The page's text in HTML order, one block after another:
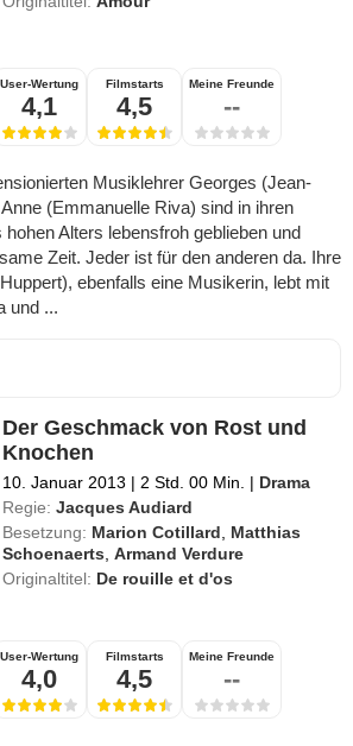
User-Wertung
4,1
Filmstarts
4,5
Meine Freunde
--
Musiklehrer Georges (Jean-
(Emmanuelle Riva) sind in ihren
Alters lebensfroh geblieben und
Zeit. Jeder ist für den anderen da. Ihre
ebenfalls eine Musikerin, lebt mit
und ...
Der Geschmack von Rost und
Knochen
10. Januar 2013 | 2 Std. 00 Min. | Drama
Regie: Jacques Audiard
Besetzung: Marion Cotillard
Matthias
Schoenaerts ,Armand Verdure
Originaltitel: De rouille et d'os
User-Wertung
4,0
Filmstarts
4,5
Meine Freunde
--